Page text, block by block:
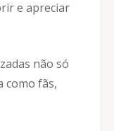
e apreciar
não só
como fãs,